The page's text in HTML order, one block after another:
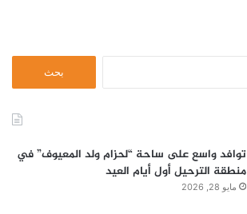
توافد واسع على ساحة “لحزام ولد المعيوف” في
منطقة الترحيل أول أيام العيد
مايو 28, 2026